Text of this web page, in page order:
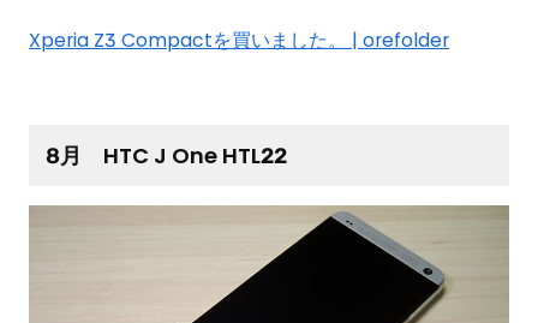
Xperia Z3 Compactを買いました。 | orefolder
8月 HTC J One HTL22